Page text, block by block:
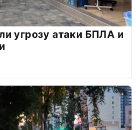
угрозу атаки БПЛА и